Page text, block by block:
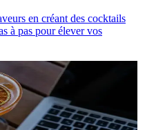
en créant des cocktails
à pas pour élever vos